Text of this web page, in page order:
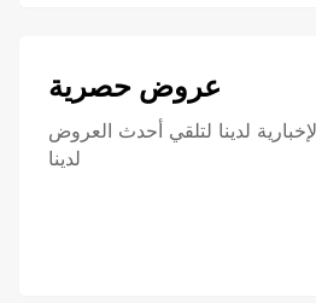
عروض حصرية
لدينا لتلقي أحدث العروض
لدينا